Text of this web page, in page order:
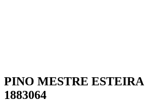
PINO MESTRE
1883064